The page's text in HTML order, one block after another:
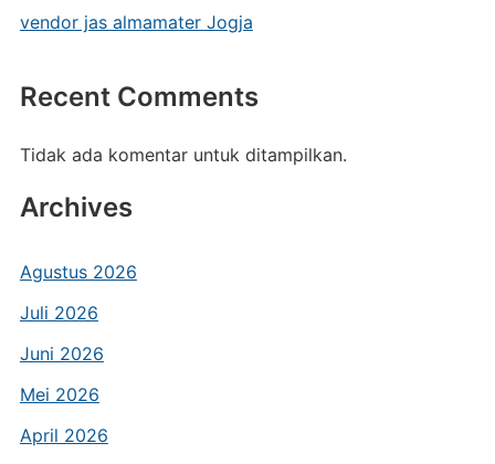
vendor jas almamater Jogja
Recent Comments
Tidak ada komentar untuk ditampilkan.
Archives
Agustus 2026
Juli 2026
Juni 2026
Mei 2026
April 2026